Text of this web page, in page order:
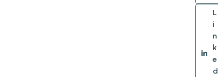
L
i
n
k
e
d